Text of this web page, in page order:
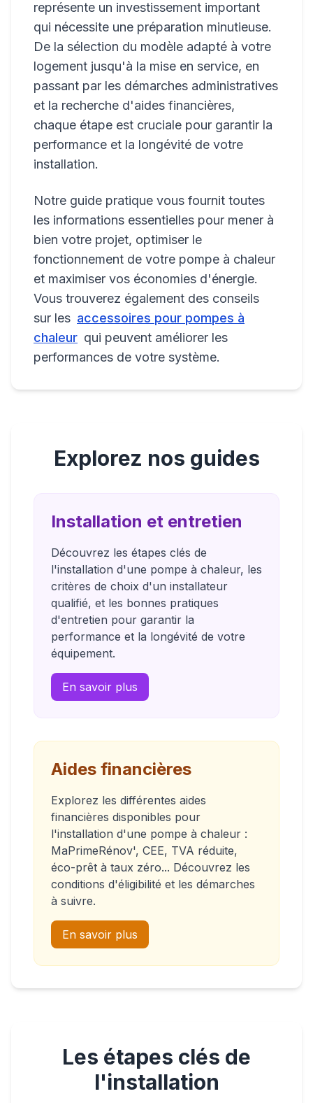
représente un investissement important
qui nécessite une préparation minutieuse.
De la sélection du modèle adapté à votre
logement jusqu'à la mise en service, en
passant par les démarches administratives
et la recherche d'aides financières,
chaque étape est cruciale pour garantir la
performance et la longévité de votre
installation.
Notre guide pratique vous fournit toutes
les informations essentielles pour mener à
bien votre projet, optimiser le
fonctionnement de votre pompe à chaleur
et maximiser vos économies d'énergie.
Vous trouverez également des conseils
sur les accessoires pour pompes à
chaleur qui peuvent améliorer les
performances de votre système.
Explorez nos guides
Installation et entretien
Découvrez les étapes clés de
l'installation d'une pompe à chaleur, les
critères de choix d'un installateur
qualifié, et les bonnes pratiques
d'entretien pour garantir la
performance et la longévité de votre
équipement.
En savoir plus
Aides financières
Explorez les différentes aides
financières disponibles pour
l'installation d'une pompe à chaleur :
MaPrimeRénov', CEE, TVA réduite,
éco-prêt à taux zéro... Découvrez les
conditions d'éligibilité et les démarches
à suivre.
En savoir plus
Les étapes clés de
l'installation